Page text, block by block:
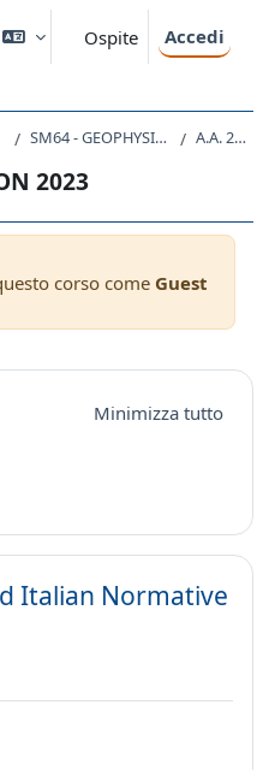
Ospite Accedi
SM64 - GEOPHYSICS AND GEODATA A.A. 2023 - 2024
2023
corso come Guest
Minimizza tutto
Italian Normative